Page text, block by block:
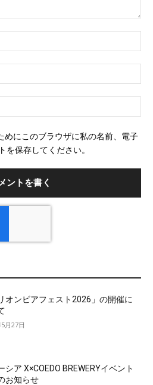
前
メ
ー
ェ
めにこのブラウザに私の名前、電子
を保存してください。
オンビアフェスト2026」の開催に
月27日
シア X×COEDO BREWERYイベント
お知らせ